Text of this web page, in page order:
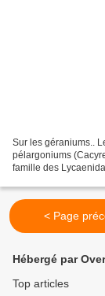
Sur les géraniums..
pélargoniums
famille des
< Page
Hébergé par
Top articles